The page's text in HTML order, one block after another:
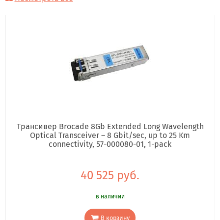
Трансивер Brocade 8Gb Extended Long Wavelength
Optical Transceiver – 8 Gbit/sec, up to 25 Km
connectivity, 57-000080-01, 1-pack
40 525 руб.
в наличии
В корзину